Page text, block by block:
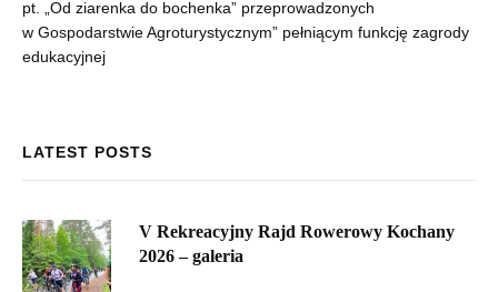
pt. „Od ziarenka do bochenka” przeprowadzonych
w Gospodarstwie Agroturystycznym” pełniącym funkcję zagrody
edukacyjnej
LATEST POSTS
V Rekreacyjny Rajd Rowerowy Kochany
2026 – galeria